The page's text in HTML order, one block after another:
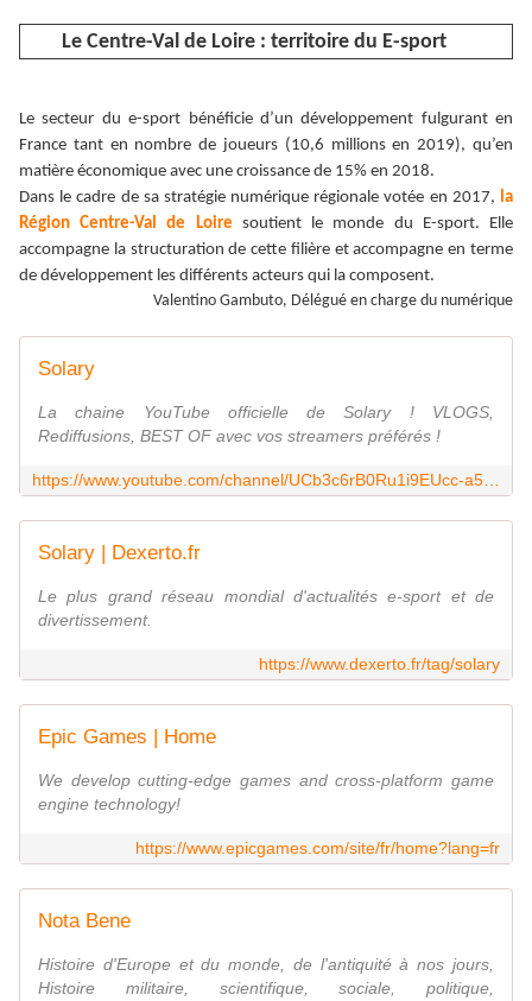
Le Centre-Val de Loire : territoire du E-sport
Le secteur du e-sport bénéficie d’un développement fulgurant en
France tant en nombre de joueurs (10,6 millions en 2019), qu’en
matière économique avec une croissance de 15% en 2018.
Dans le cadre de sa stratégie numérique régionale votée en 2017, la
Région Centre-Val de Loire soutient le monde du E-sport. Elle
accompagne la structuration de cette filière et accompagne en terme
de développement les différents acteurs qui la composent.
Valentino Gambuto, Délégué en charge du numérique
Solary
La chaine YouTube officielle de Solary ! VLOGS,
Rediffusions, BEST OF avec vos streamers préférés !
Solary | Dexerto.fr
Le plus grand réseau mondial d'actualités e-sport et de
divertissement.
https://www.dexerto.fr/tag/solary
Epic Games | Home
We develop cutting-edge games and cross-platform game
engine technology!
https://www.epicgames.com/site/fr/home?lang=fr
Nota Bene
Histoire d'Europe et du monde, de l'antiquité à nos jours,
Histoire militaire, scientifique, sociale, politique,